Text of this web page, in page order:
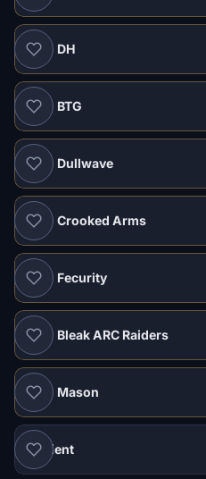
แนะนำ DH
แนะนำ BTG
แนะนำ Dullwave
แนะนำ Crooked Arms
แนะนำ Fecurity
แนะนำ Bleak ARC Raiders
แนะนำ Mason
Ancient